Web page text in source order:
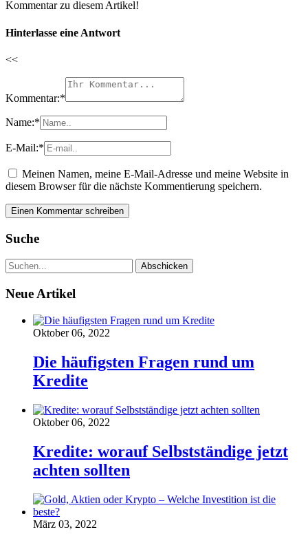
Kommentar zu diesem Artikel!
Hinterlasse eine Antwort
<<
Kommentar:*
Name:*
E-Mail:*
Meinen Namen, meine E-Mail-Adresse und meine Website in
diesem Browser für die nächste Kommentierung speichern.
Suche
Neue Artikel
Oktober 06, 2022
Die häufigsten Fragen rund um
Kredite
Oktober 06, 2022
Kredite: worauf Selbstständige jetzt
achten sollten
März 03, 2022